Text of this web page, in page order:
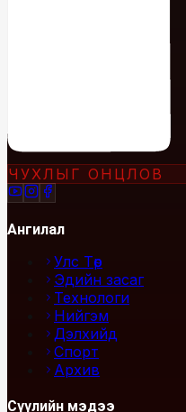
ЧУХЛЫГ ОНЦЛОВ
Ангилал
Улс Төр
Эдийн засаг
Технологи
Нийгэм
Дэлхийд
Спорт
Архив
Сүүлийн мэдээ